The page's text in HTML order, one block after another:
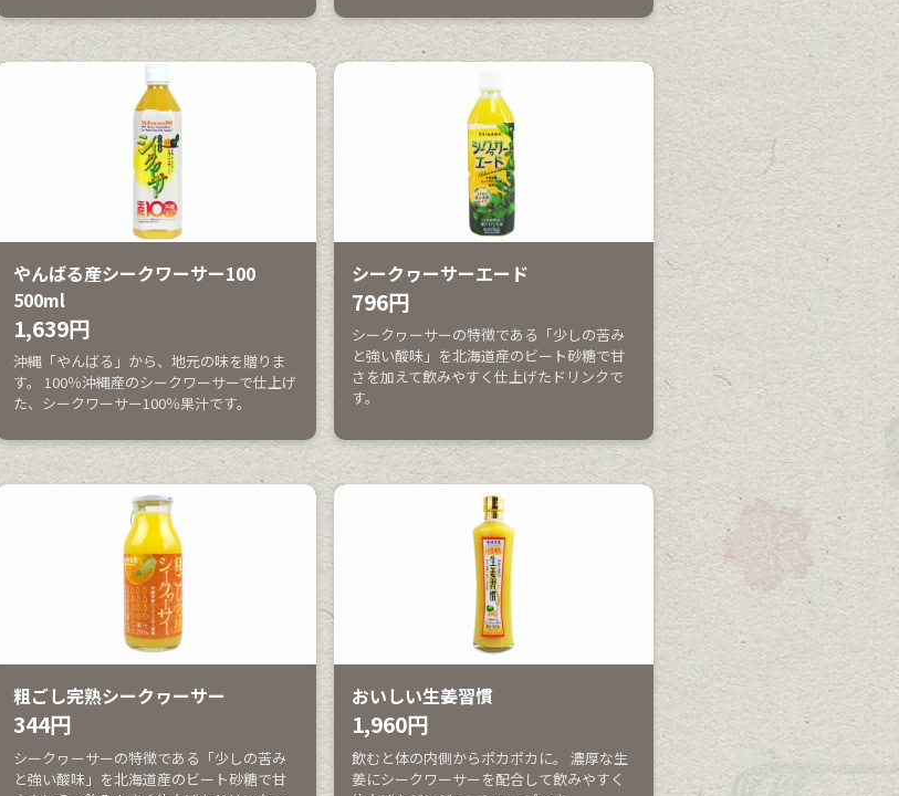
やんばる産シークワーサー100
500ml
1,639円
沖縄「やんばる」から、地元の味を贈りま
す。 100％沖縄産のシークワーサーで仕上げ
た、シークワーサー100％果汁です。
シークヮーサーエード
796円
シークヮーサーの特徴である「少しの苦み
と強い酸味」を北海道産のビート砂糖で甘
さを加えて飲みやすく仕上げたドリンクで
す。
粗ごし完熟シークヮーサー
344円
シークヮーサーの特徴である「少しの苦み
と強い酸味」を北海道産のビート砂糖で甘
おいしい生姜習慣
1,960円
飲むと体の内側からポカポカに。 濃厚な生
姜にシークワーサーを配合して飲みやすく